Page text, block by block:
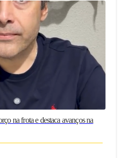
na frota e destaca avanços na